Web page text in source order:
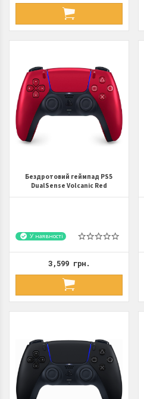
Бездротовий геймпад PS5
DualSense Volcanic Red
У наявності
3,599 грн.